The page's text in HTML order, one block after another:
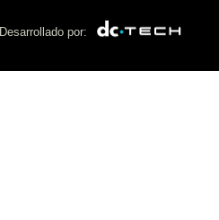
Desarrollado por: